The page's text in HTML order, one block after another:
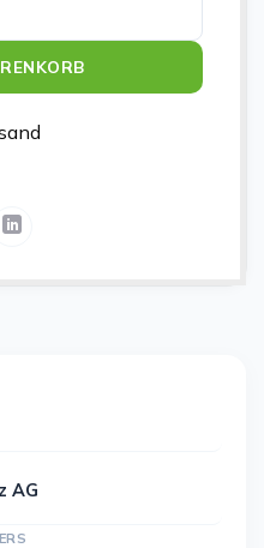
P1 Menge
AG